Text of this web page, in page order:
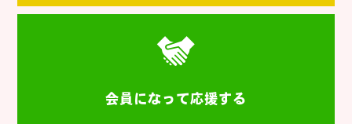
会員になって応援する